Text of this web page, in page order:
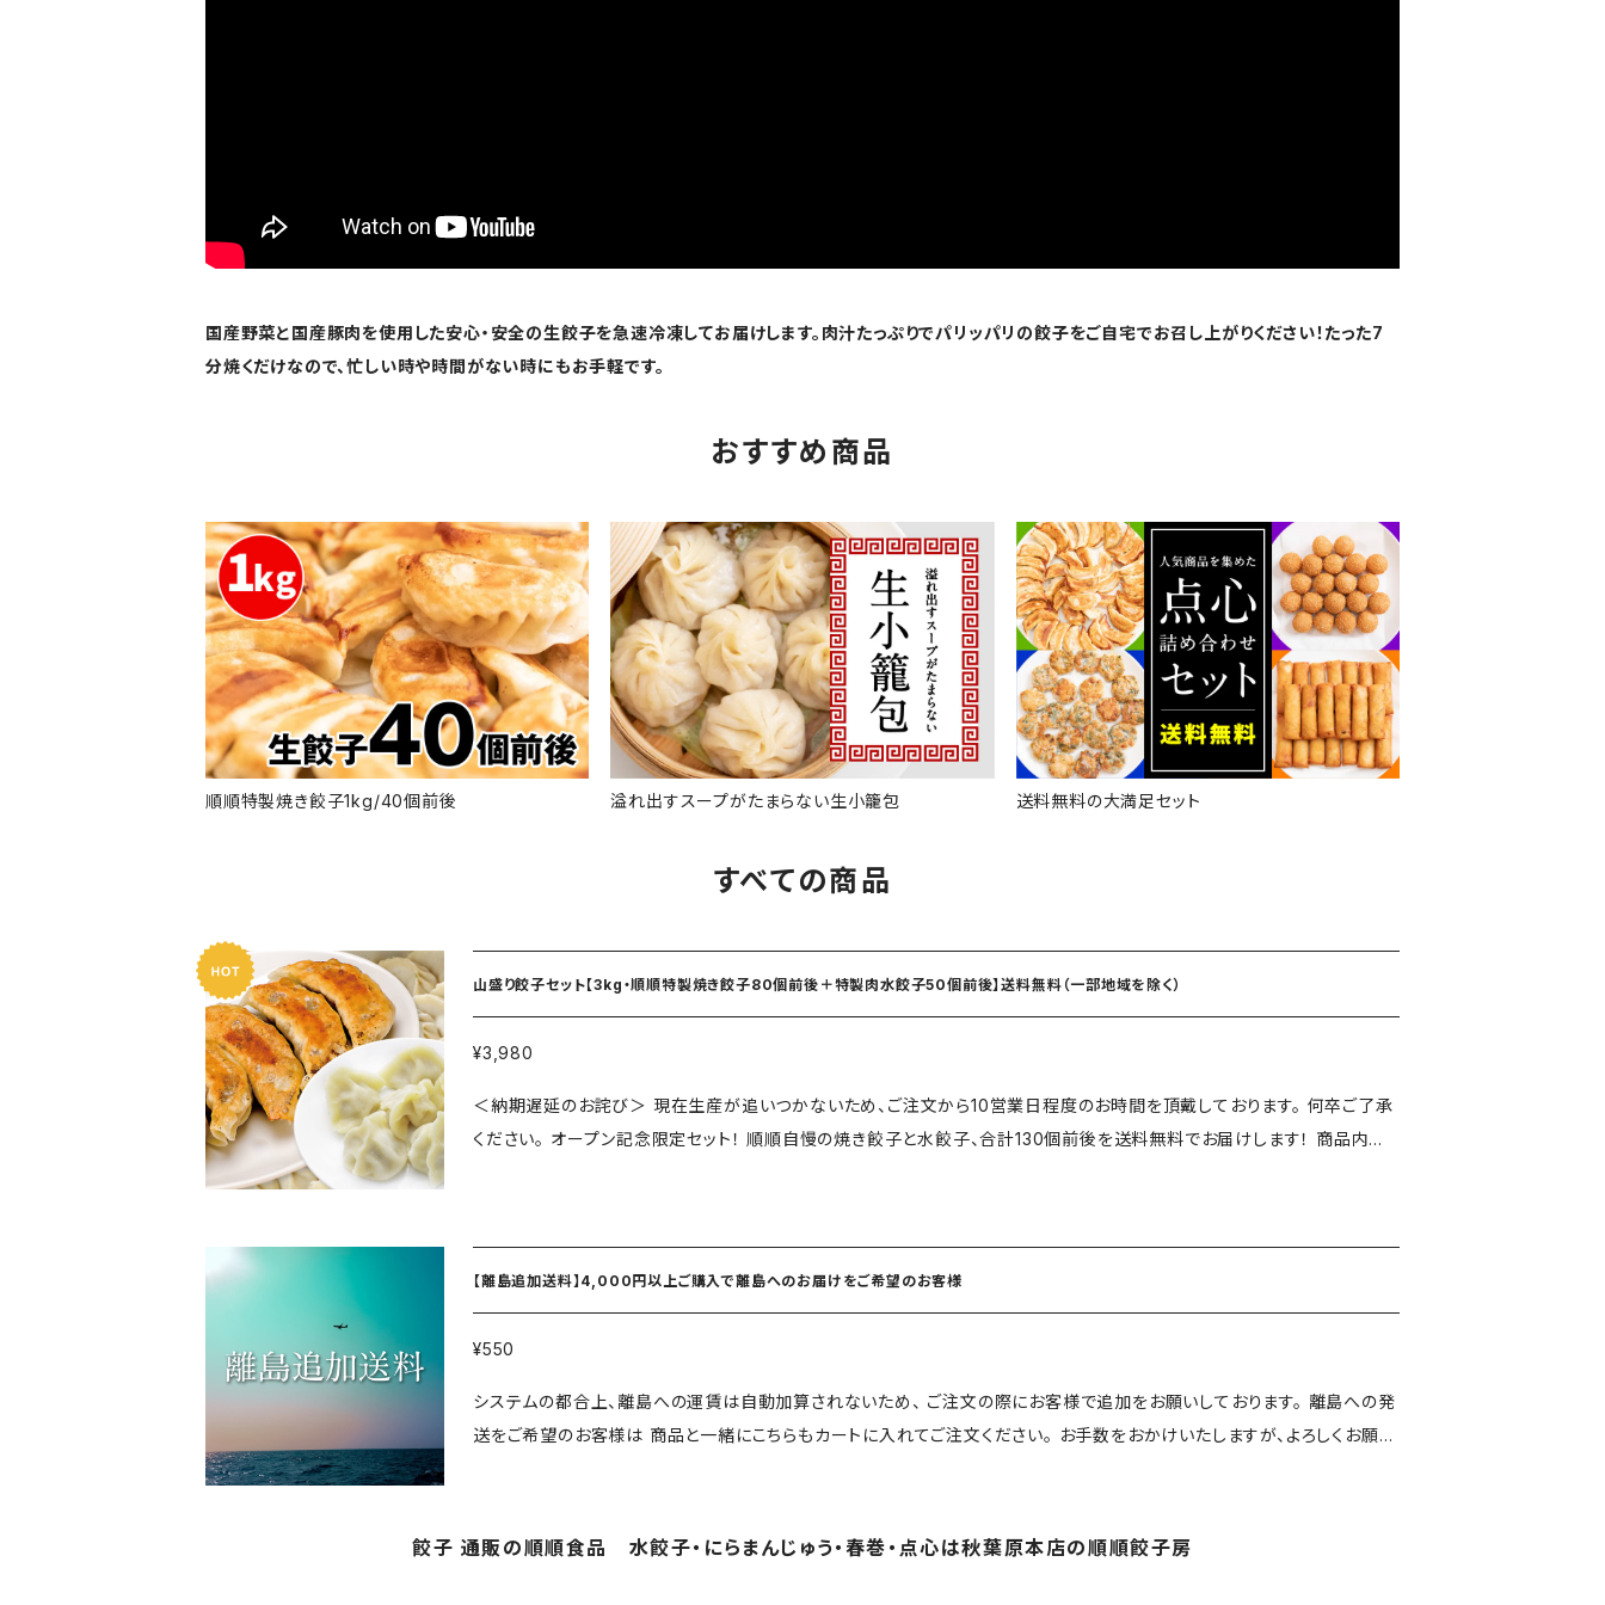
国産野菜と国産豚肉を使用した安心・安全の生餃子を急速冷凍してお届けします。肉汁たっぷりでパリッパリの餃子をご自宅でお召し上がりください！たった7
分焼くだけなので、忙しい時や時間がない時にもお手軽です。
おすすめ商品
順順特製焼き餃子1kg/40個前後 溢れ出すスープがたまらない生小籠包 送料無料の大満足セット
すべての商品
山盛り餃子セット【3kg・順順特製焼き餃子80個前後＋特製肉水餃子50個前後】送料無料（一部地域を除く）
¥3,980
＜納期遅延のお詫び＞ 現在生産が追いつかないため、ご注文から10営業日程度のお時間を頂戴しております。 何卒ご了承
ください。 オープン記念限定セット！ 順順自慢の焼き餃子と水餃子、合計130個前後を送料無料でお届けします！ 商品内容：
【離島追加送料】4,000円以上ご購入で離島へのお届けをご希望のお客様
¥550
システムの都合上、離島への運賃は自動加算されないため、 ご注文の際にお客様で追加をお願いしております。 離島への発
送をご希望のお客様は 商品と一緒にこちらもカートに入れてご注文ください。 お手数をおかけいたしますが、よろしくお願い
餃子 通販の順順食品 水餃子・にらまんじゅう・春巻・点心は秋葉原本店の順順餃子房